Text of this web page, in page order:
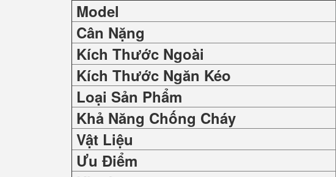
Model
Cân Nặng
Kích Thước Ngoài
Kích Thước Ngăn Kéo
Loại Sản Phẩm
Khả Năng Chống Cháy
Vật Liệu
Ưu Điểm